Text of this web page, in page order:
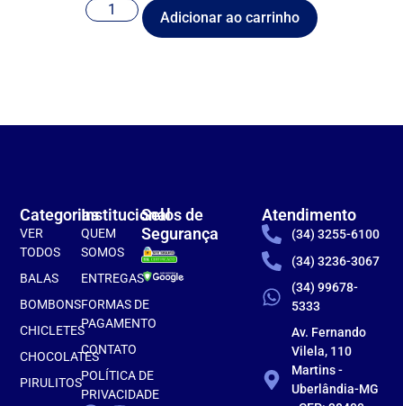
Adicionar ao carrinho
Institucional
QUEM
SOMOS
ENTREGAS
FORMAS DE
PAGAMENTO
CONTATO
POLÍTICA DE
PRIVACIDADE
Categorias
VER
TODOS
BALAS
BOMBONS
CHICLETES
CHOCOLATES
PIRULITOS
Atendimento
(34) 3255-6100
(34) 3236-3067
(34) 99678-
5333
Av. Fernando
Vilela, 110
Martins -
Uberlândia-MG
Selos de
Segurança